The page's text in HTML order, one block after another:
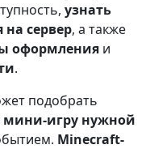
узнать
на сервер, а также
оформления и
.
подобрать
мини-игру нужной
Minecraft-